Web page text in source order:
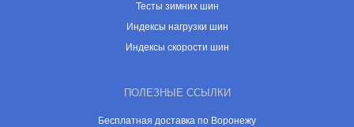
Тесты зимних шин
Индексы нагрузки шин
Индексы скорости шин
ПОЛЕЗНЫЕ ССЫЛКИ
Бесплатная доставка по Воронежу